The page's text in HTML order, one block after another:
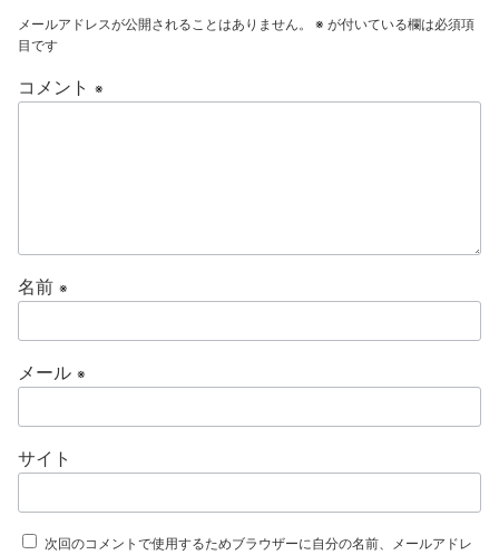
メールアドレスが公開されることはありません。 ※ が付いている欄は必須項
目です
コメント ※
名前 ※
メール ※
サイト
次回のコメントで使用するためブラウザーに自分の名前、メールアドレ